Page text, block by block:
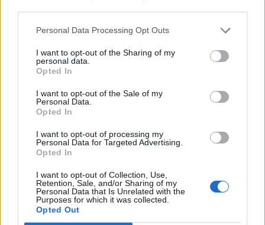
Personal Data Processing Opt Outs
I want to opt-out of the Sharing of my
personal data.
Opted In
I want to opt-out of the Sale of my
Personal Data.
Opted In
I want to opt-out of processing my
Personal Data for Targeted Advertising.
Opted In
I want to opt-out of Collection, Use,
Retention, Sale, and/or Sharing of my
Personal Data that Is Unrelated with the
Purposes for which it was collected.
Opted Out